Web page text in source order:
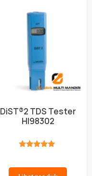
DiST®2 TDS Tester
HI98302